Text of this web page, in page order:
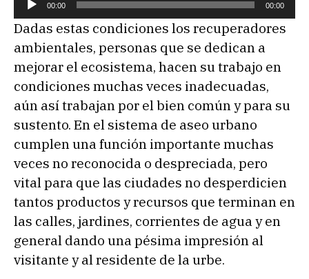
e
p
r
o
d
u
c
t
o
r
d
e
a
u
00:00 00:00
Dadas estas condiciones los recuperadores
ambientales, personas que se dedican a
mejorar el ecosistema, hacen su trabajo en
condiciones muchas veces inadecuadas,
aún así trabajan por el bien común y para su
sustento. En el sistema de aseo urbano
cumplen una función importante muchas
veces no reconocida o despreciada, pero
vital para que las ciudades no desperdicien
tantos productos y recursos que terminan en
las calles, jardines, corrientes de agua y en
general dando una pésima impresión al
visitante y al residente de la urbe.